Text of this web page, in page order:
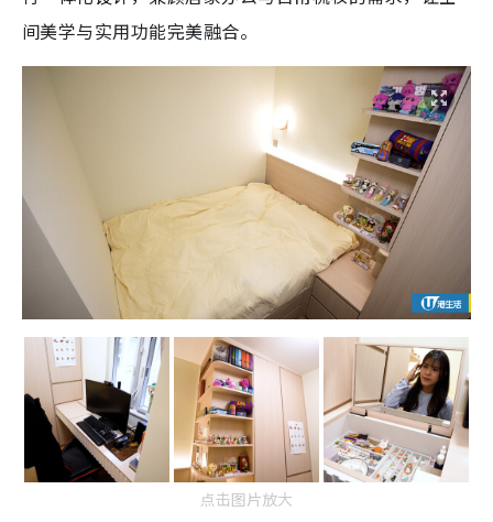
间美学与实用功能完美融合。
点击图片放大